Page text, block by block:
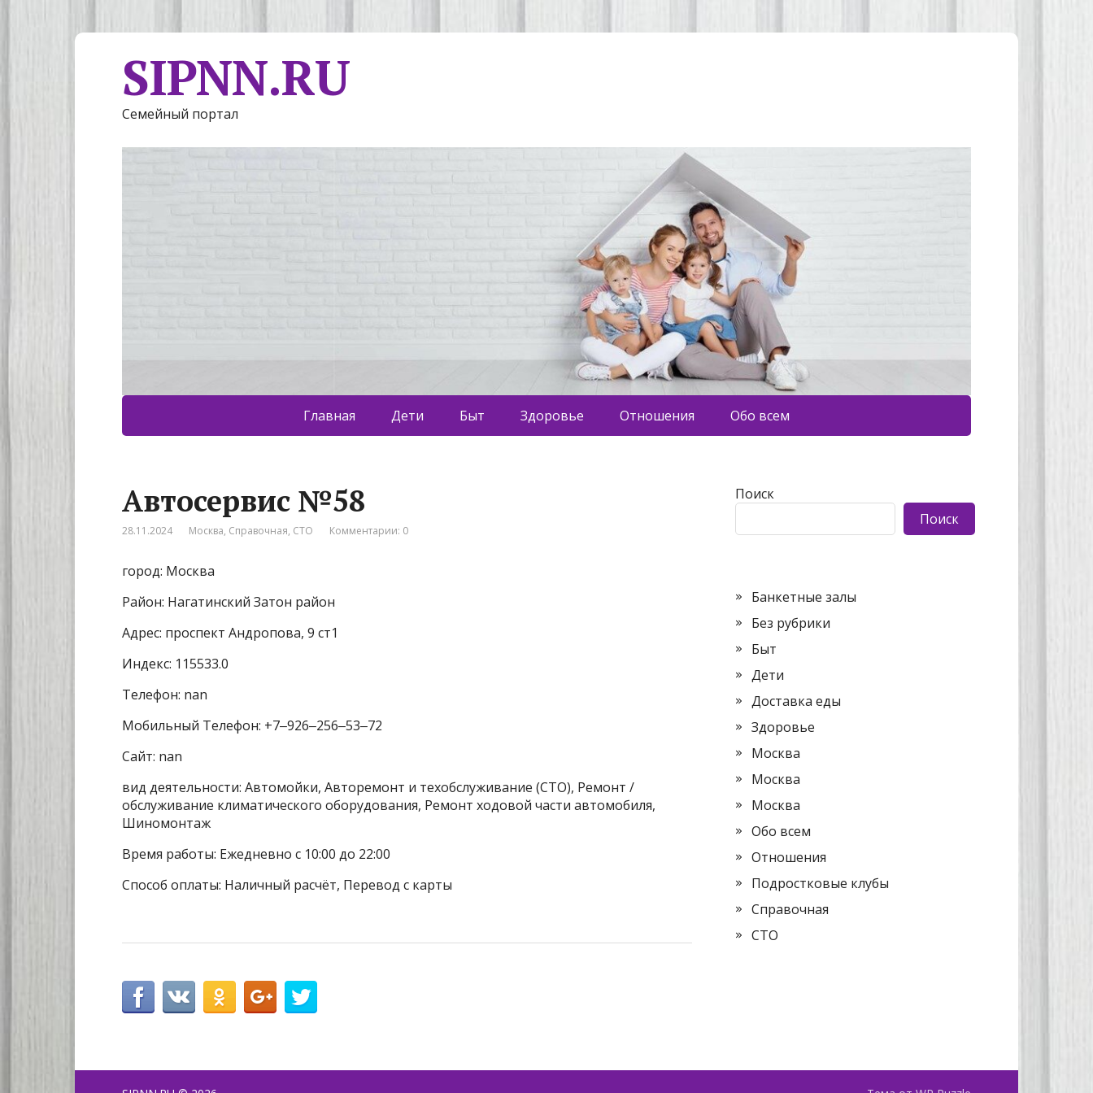
SIPNN.RU
Семейный портал
Главная Дети Быт Здоровье Отношения Обо всем
Автосервис №58
28.11.2024 Москва, Справочная, СТО Комментарии: 0
город: Москва
Район: Нагатинский Затон район
Адрес: проспект Андропова, 9 ст1
Индекс: 115533.0
Телефон: nan
Мобильный Телефон: +7‒926‒256‒53‒72
Сайт: nan
вид деятельности: Автомойки, Авторемонт и техобслуживание (СТО), Ремонт /
обслуживание климатического оборудования, Ремонт ходовой части автомобиля,
Шиномонтаж
Время работы: Ежедневно с 10:00 до 22:00
Способ оплаты: Наличный расчёт, Перевод с карты
Поиск
Поиск
Банкетные залы
Без рубрики
Быт
Дети
Доставка еды
Здоровье
Москва
Москва
Москва
Обо всем
Отношения
Подростковые клубы
Справочная
СТО